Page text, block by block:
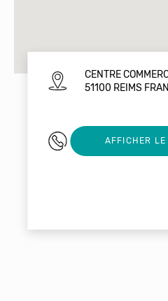
CENTRE
51100 REIMS
0326835604
AFFICHER LE